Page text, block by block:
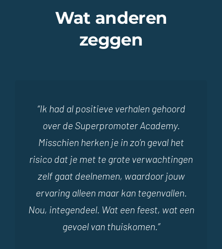
Wat anderen
zeggen
“Ik had al positieve verhalen gehoord
over de Superpromoter Academy.
Misschien herken je in zo’n geval het
risico dat je met te grote verwachtingen
zelf gaat deelnemen, waardoor jouw
ervaring alleen maar kan tegenvallen.
Nou, integendeel. Wat een feest, wat een
gevoel van thuiskomen.”